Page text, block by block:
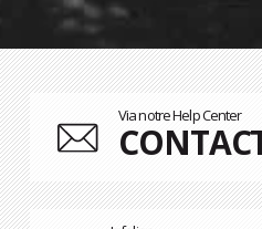
Via notre Help Center